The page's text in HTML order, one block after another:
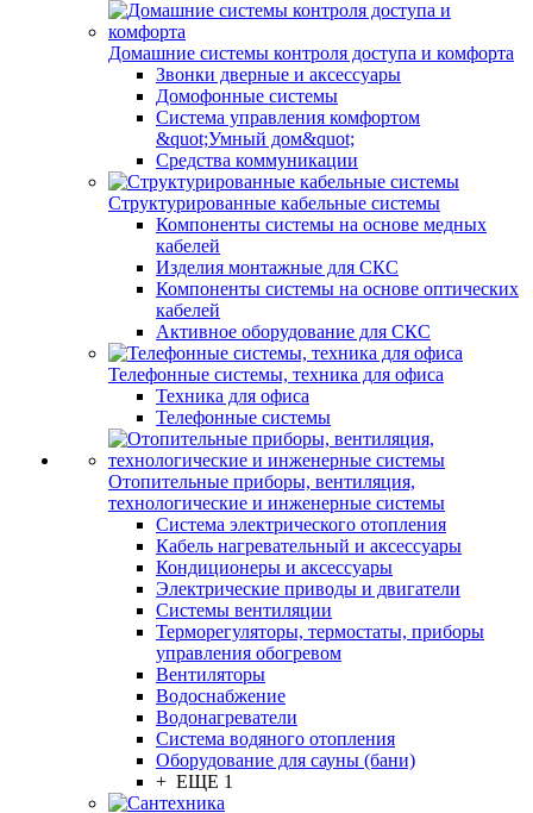
Домашние системы контроля доступа и комфорта
Звонки дверные и аксессуары
Домофонные системы
Система управления комфортом
&quot;Умный дом&quot;
Средства коммуникации
Структурированные кабельные системы
Компоненты системы на основе медных
кабелей
Изделия монтажные для СКС
Компоненты системы на основе оптических
кабелей
Активное оборудование для СКС
Телефонные системы, техника для офиса
Техника для офиса
Телефонные системы
Отопительные приборы, вентиляция,
технологические и инженерные системы
Система электрического отопления
Кабель нагревательный и аксессуары
Кондиционеры и аксессуары
Электрические приводы и двигатели
Системы вентиляции
Терморегуляторы, термостаты, приборы
управления обогревом
Вентиляторы
Водоснабжение
Водонагреватели
Система водяного отопления
Оборудование для сауны (бани)
+ ЕЩЕ 1